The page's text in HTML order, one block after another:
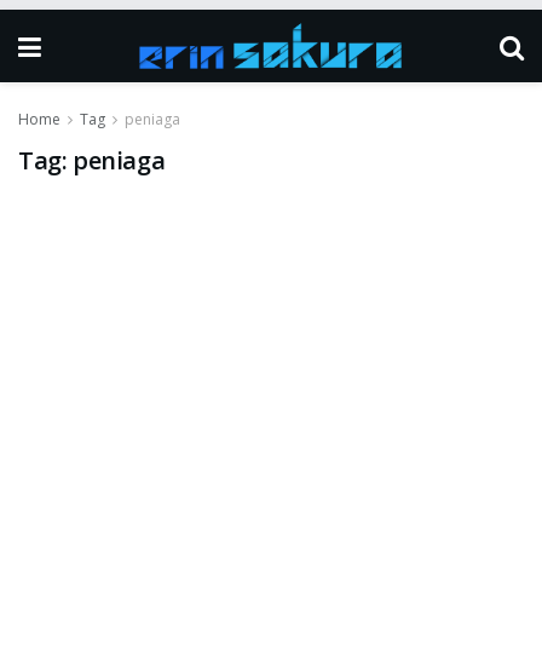
Home Tag peniaga
Tag: peniaga